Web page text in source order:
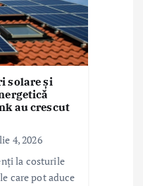
solare și
au crescut
4, 2026
la costurile
care pot aduce